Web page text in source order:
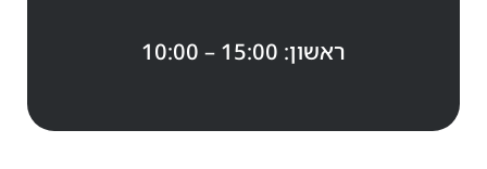
ראשון: 15:00 – 10:00